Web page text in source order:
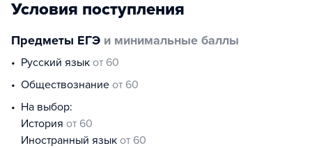
Условия поступления
Предметы ЕГЭ и минимальные баллы
русский язык от 60
обществознание от 60
На выбор:
история от 60
иностранный язык от 60